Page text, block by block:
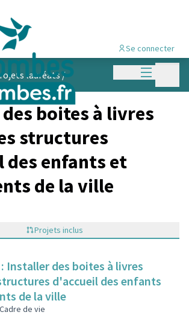
Menu
Se connecter
lauréats /
boites à livres
structures
des enfants et
de la ville
Projets inclus
Installer des boites à livres
d'accueil des enfants
de la ville
de vie